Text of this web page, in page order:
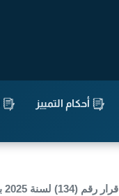
أحكام التمييز
قرار رقم (134) لسنة 2025 بشأن إلغاء ترخيص وتصفية صندوق كاب كورب المحلي